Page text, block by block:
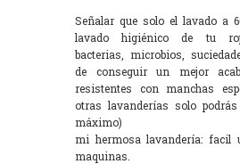
Señalar que solo el lavado a
lavado higiénico de tu
bacterias, microbios,
de conseguir un mejor
resistentes con manchas
otras lavanderías solo
máximo)
mi hermosa lavandería: facil
maquinas.